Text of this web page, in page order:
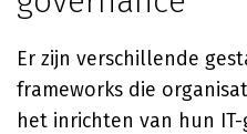
Er zijn verschillende
frameworks die
het inrichten van hun IT-